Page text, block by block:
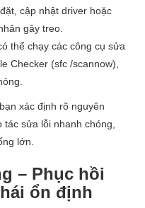
cập nhật driver hoặc
gây treo.
thể chạy các công cụ sửa
Checker (sfc /scannow),
xác định rõ nguyên
tác sửa lỗi nhanh chóng,
lớn.
– Phục hồi
ổn định